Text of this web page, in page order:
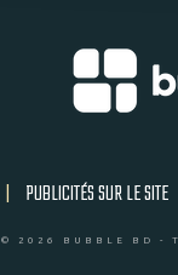
| PUBLICITÉS SUR LE SITE
© 2026 BUBBLE BD -